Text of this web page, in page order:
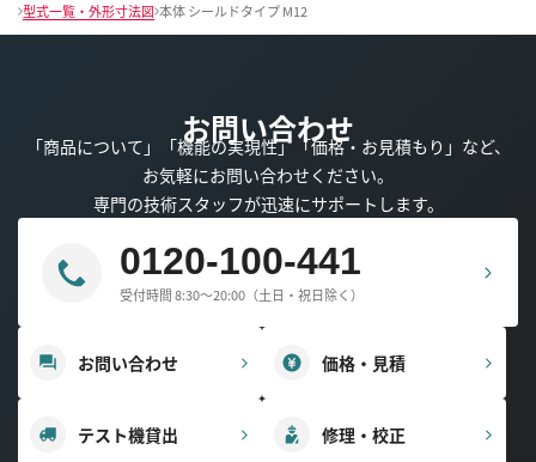
型式一覧・外形寸法図 本体 シールドタイプ M12
お問い合わせ
「商品について」「機能の実現性」「価格・お見積もり」など、
お気軽にお問い合わせください。
専門の技術スタッフが迅速にサポートします。
0120-100-441
受付時間 8:30～20:00（土日・祝日除く）
お問い合わせ 価格・見積
テスト機貸出 修理・校正